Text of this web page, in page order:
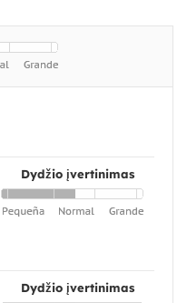
Dydžio įvertinimas
Dydžio įvertinimas